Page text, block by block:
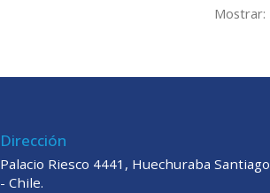
Mostrar:
Dirección
Palacio Riesco 4441, Huechuraba Santiago
- Chile.